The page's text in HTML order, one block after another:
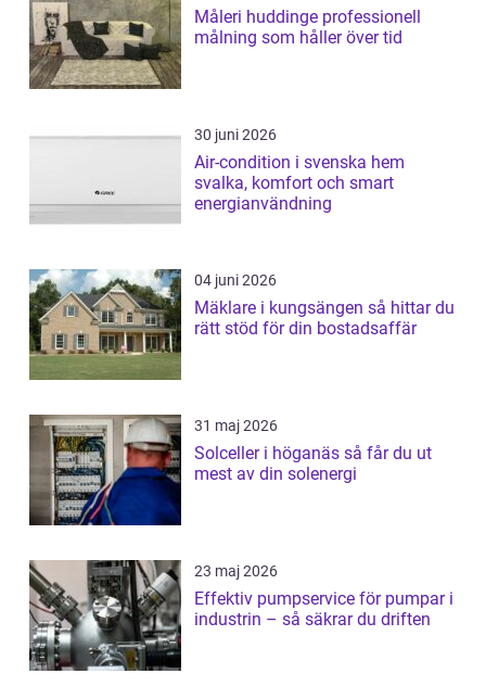
Måleri huddinge professionell
målning som håller över tid
30 juni 2026
Air-condition i svenska hem
svalka, komfort och smart
energianvändning
04 juni 2026
Mäklare i kungsängen så hittar du
rätt stöd för din bostadsaffär
31 maj 2026
Solceller i höganäs så får du ut
mest av din solenergi
23 maj 2026
Effektiv pumpservice för pumpar i
industrin – så säkrar du driften